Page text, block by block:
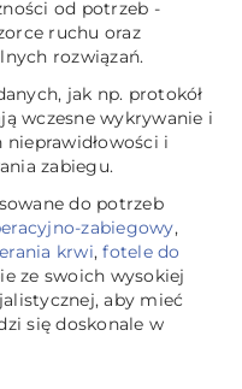
od potrzeb -
ruchu oraz
rozwiązań.
jak np. protokół
wczesne wykrywanie i
i
zabiegu.
do potrzeb
zabiegowy,
krwi,fotele do
ze swoich wysokiej
aby mieć
się doskonale w